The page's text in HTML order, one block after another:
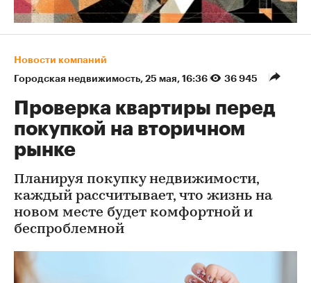
Новости компаний
Городская недвижимость⁠, 25 мая, 16:36 36 945
Проверка квартиры перед
покупкой на вторичном
рынке
Планируя покупку недвижимости,
каждый рассчитывает, что жизнь на
новом месте будет комфортной и
беспроблемной